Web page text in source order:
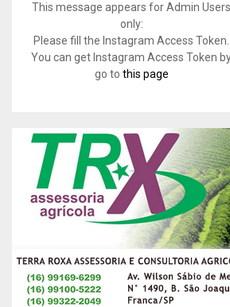
This message appears for Admin Users
only:
Please fill the Instagram Access Token.
You can get Instagram Access Token
go to this page